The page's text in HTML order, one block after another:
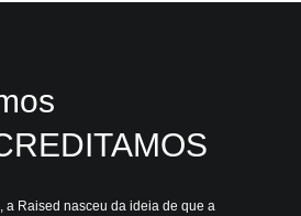
a Raised nasceu da ideia de que a